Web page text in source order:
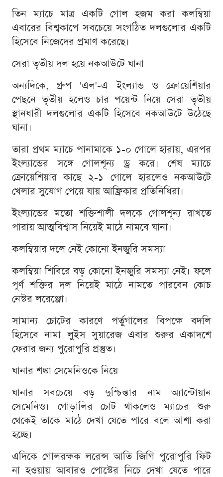
তিন ম্যাচে মাত্র একটি গোল হজম করা কলম্বিয়া
এবারের বিশ্বকাপে সবচেয়ে সংগঠিত দলগুলোর একটি
হিসেবে নিজেদের প্রমাণ করেছে।
সেরা তৃতীয় দল হয়ে নকআউটে ঘানা
অন্যদিকে, গ্রুপ 'এল'-এ ইংল্যান্ড ও ক্রোয়েশিয়ার
পেছনে তৃতীয় হলেও চার পয়েন্ট নিয়ে সেরা তৃতীয়
স্থানধারী দলগুলোর একটি হিসেবে নকআউটে উঠেছে
ঘানা।
তারা প্রথম ম্যাচে পানামাকে ১-০ গোলে হারায়, এরপর
ইংল্যান্ডের সঙ্গে গোলশূন্য ড্র করে। শেষ ম্যাচে
ক্রোয়েশিয়ার কাছে ২-১ গোলে হারলেও নকআউটে
খেলার সুযোগ পেয়ে যায় আফ্রিকার প্রতিনিধিরা।
ইংল্যান্ডের মতো শক্তিশালী দলকে গোলশূন্য রাখতে
পারায় আত্মবিশ্বাস নিয়েই মাঠে নামবে ঘানা।
কলম্বিয়ার দলে নেই কোনো ইনজুরি সমস্যা
কলম্বিয়া শিবিরে বড় কোনো ইনজুরি সমস্যা নেই। ফলে
পূর্ণ শক্তির দল নিয়েই মাঠে নামতে পারবেন কোচ
নেস্টর লরেঞ্জো।
সামান্য চোটের কারণে পর্তুগালের বিপক্ষে বদলি
হিসেবে নামা লুইস সুয়ারেজ এবার শুরুর একাদশে
ফেরার জন্য পুরোপুরি প্রস্তুত।
ঘানার শঙ্কা সেমেনিওকে নিয়ে
ঘানার সবচেয়ে বড় দুশ্চিন্তার নাম অ্যান্টোয়ান
সেমেনিও। গোড়ালির চোট থাকলেও ম্যাচের শুরু
থেকেই তাকে মাঠে দেখা যেতে পারে বলে আশা করা
হচ্ছে।
এদিকে গোলরক্ষক লরেন্স আতি জিগি পুরোপুরি ফিট
না হওয়ায় আবারও পোস্টের নিচে দেখা যেতে পারে